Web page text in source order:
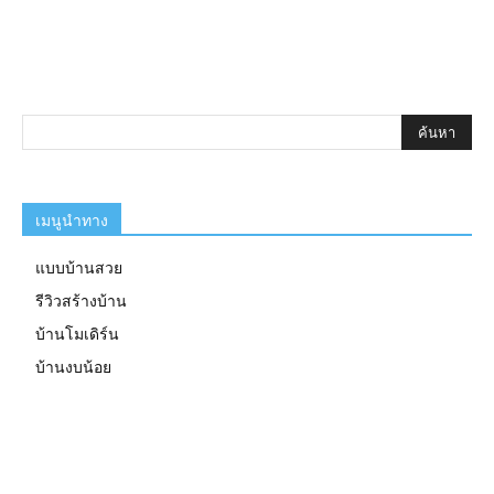
เมนูนำทาง
แบบบ้านสวย
รีวิวสร้างบ้าน
บ้านโมเดิร์น
บ้านงบน้อย